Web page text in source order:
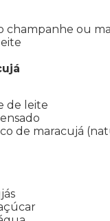
champanhe ou
de leite
de maracujá